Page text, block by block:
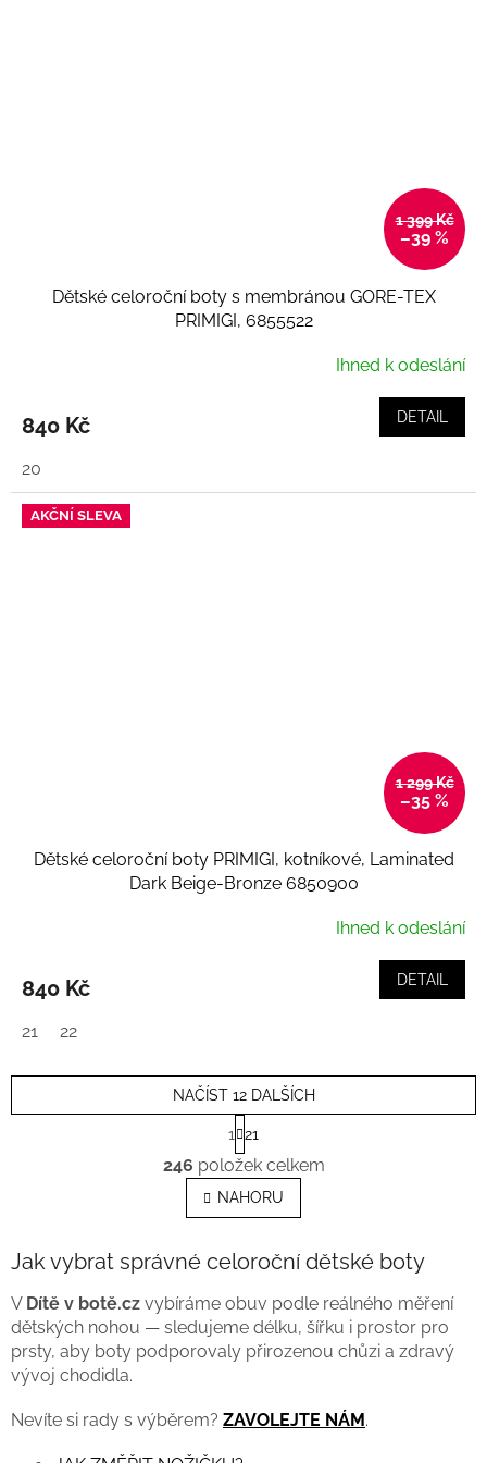
1 399 Kč
–39 %
Dětské celoroční boty s membránou GORE-TEX
PRIMIGI, 6855522
Ihned k odeslání
840 Kč DETAIL
20
AKČNÍ SLEVA
1 299 Kč
–35 %
Dětské celoroční boty PRIMIGI, kotníkové, Laminated
Dark Beige-Bronze 6850900
Ihned k odeslání
840 Kč DETAIL
21 22
O
v
l
á
a
í
p
r
v
v
NAČÍST 12 DALŠÍCH
t
r
á
n
k
v
á
í
1 21
246 položek celkem
NAHORU
Jak vybrat správné celoroční dětské boty
V Dítě v botě.cz vybíráme obuv podle reálného měření
dětských nohou — sledujeme délku, šířku i prostor pro
prsty, aby boty podporovaly přirozenou chůzi a zdravý
vývoj chodidla.
Nevíte si rady s výběrem? ZAVOLEJTE NÁM.